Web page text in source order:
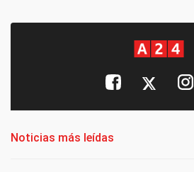
Noticias más leídas